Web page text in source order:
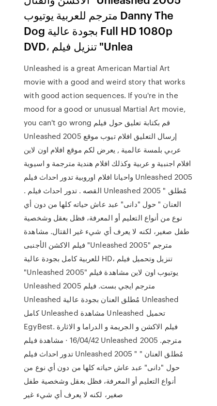
مترجم للعربية يوتيوب Danny The
Dog بجودة عالية Full HD 1080p
DVD، تنزيل فيلم "Unlea
Unleashed is a great American Martial Art
movie with a good and weird story that works
with good action sequences. If you're in the
mood for a good or unusual Martial Art movie,
you can't go wrong قم بكتابة تعليق حول فيلم
Unleashed 2005 إرسال التعليق افلام تيوب موقع
عربي بلمسة عالمية , يعرض لكم موقع افلام اون لاين
افلام اجنبية و عربية وكذلك افلام هندية مترجمة و اسيوية
واحيانا افلام اوروبية تدور احداث فيلم Unleashed 2005
. القصه . تدور احداث فيلم Unleashed 2005 " مُطلق
العنان " حول "دانى" عبد عاش حياته كلها من دون أي
نوع من أنواع التعليم أو المعرفة، فظل بعقل وشخصية
طفل صغير، لكنه لا يعرف أي شيء غير القتال. مشاهدة
فيلم الاكشن الأجنبى "Unleashed 2005" مترجم
للعربية كامل بجودة عالية HD، تنزيل وتحميل فيلم
"Unleashed 2005" يوتيوب اون لاين مشاهدة فيلم
Unleashed 2005 مترجم ايجي بست. فيلم
Unleashed مُطلق العنان بجودة عالية Unleashed
كامل Unleashed مشاهدة Unleashed تحميل
EgyBest. فيلم الاكشن و الجريمة و الدراما و الاثارة
16/04/42 · مشاهدة فيلم Unleashed 2005 مترجم.
تدور احداث فيلم Unleashed 2005 " مُطلق العنان "
حول "دانى" عبد عاش حياته كلها من دون أي نوع من
أنواع التعليم أو المعرفة، فظل بعقل وشخصية طفل
صغير، لكنه لا يعرف أي شيء غير